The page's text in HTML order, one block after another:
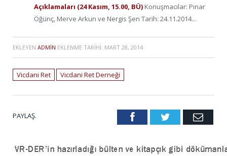
Açıklamaları (24 Kasım, 15.00, BÜ) Konuşmacılar: Pınar
Öğünç, Merve Arkun ve Nergis Şen Tarih: 24.11.2014...
EKLEYEN ADMIN EKLENME TARIHI: MART 28, 2014
Vicdani Ret Vicdani Ret Derneği
PAYLAŞ. FacebookTwitter Email